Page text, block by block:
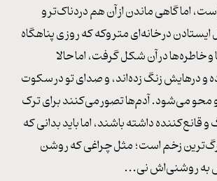
اما گاهی ماندن از آن هم دردناک‌تر و
در خانه‌ای متروکه که روزی پناهگاه
خاطره‌ها در آن شکل گرفت، اما حالا
و درهایش زنگ زده‌اند، و صدای تو در سکوت
می‌شود. آدم‌ها تصور می‌کنند برای ترک
قانع‌کننده داشته باشند، اما باید بدانی که
زخم است؛ مثل چراغی که روشن
به روشنی‌اش نی...